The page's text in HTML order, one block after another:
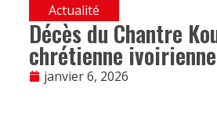
Actualité
Décès du Chantre
chrétienne
janvier 6, 2026